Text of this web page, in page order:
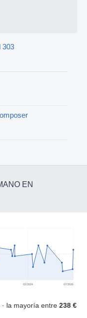
303
EN
02/2024 07/2026
la mayoría entre 238 €